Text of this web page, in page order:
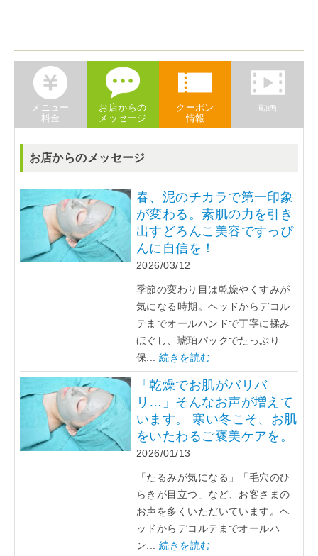
メニュー
料金
お店からの
メッセージ
クーポン
情報
動画
お店からのメッセージ
春、泥のチカラで第一印象
が変わる。素肌の力を引き
出すどろんこ美容ですっぴ
んに自信を！
2026/03/12
季節の変わり目は乾燥やくすみが
気になる時期。ヘッドからデコル
テまでオールハンドで丁寧に揉み
ほぐし、琥珀パックでたっぷり
保...続きを読む
「乾燥でお肌がバリバ
リ…」そんなお声が増えて
います。 寒い冬こそ、お肌
をいたわるご褒美ケアを。
2026/01/13
「たるみが気になる」「毛穴のひ
らきが目立つ」など、お客さまの
お声を多くいただいています。ヘ
ッドからデコルテまでオールハ
ン...続きを読む